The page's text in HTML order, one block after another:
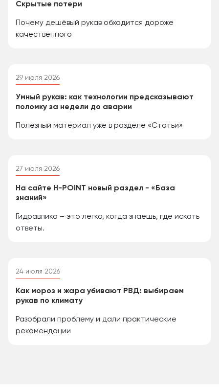
Скрытые потери
Почему дешёвый рукав обходится дороже
качественного
29 июля 2026
Умный рукав: как технологии предсказывают
поломку за недели до аварии
Полезный материал уже в разделе «Статьи»
27 июля 2026
На сайте H-POINT новый раздел - «База
знаний»
Гидравлика – это легко, когда знаешь, где искать
ответы.
24 июля 2026
Как мороз и жара убивают РВД: выбираем
рукав по климату
Разобрали проблему и дали практические
рекомендации